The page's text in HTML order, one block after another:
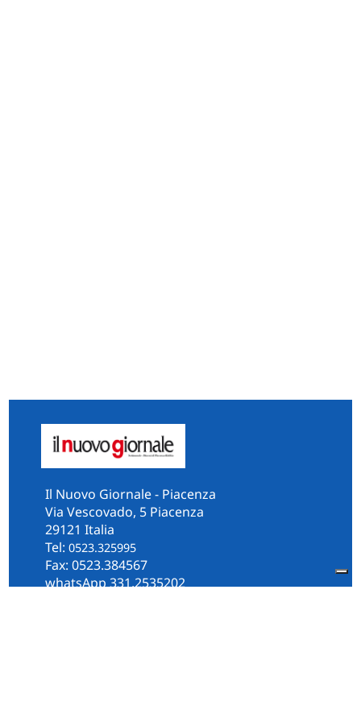
Il Nuovo Giornale - Piacenza
Via Vescovado, 5 Piacenza
29121 Italia
Tel: 0523.325995
Fax: 0523.384567
whatsApp 331.2535202